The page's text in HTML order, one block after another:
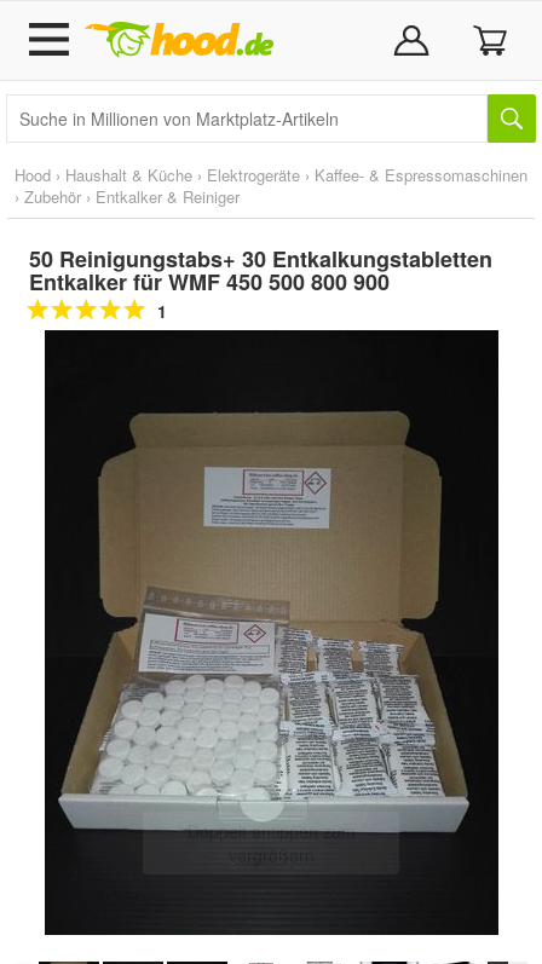
Hood › Haushalt & Küche › Elektrogeräte › Kaffee- & Espressomaschinen
› Zubehör › Entkalker & Reiniger
50 Reinigungstabs+ 30 Entkalkungstabletten
Entkalker für WMF 450 500 800 900
1
Doppelt antippen zum